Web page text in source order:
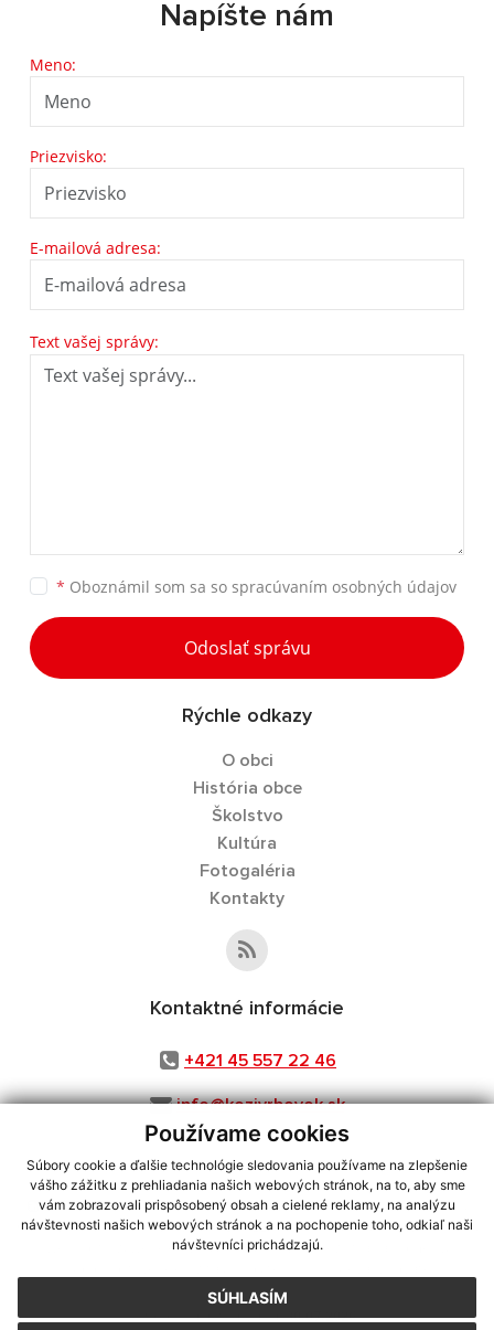
Používame cookies
Súbory cookie a ďalšie technológie sledovania používame na zlepšenie
vášho zážitku z prehliadania našich webových stránok, na to, aby sme
vám zobrazovali prispôsobený obsah a cielené reklamy, na analýzu
návštevnosti našich webových stránok a na pochopenie toho, odkiaľ naši
návštevníci prichádzajú.
SÚHLASÍM
Napíšte nám
Meno:
Priezvisko:
E-mailová adresa:
Text vašej správy:
* Oboznámil som sa so spracúvaním osobných údajov
Odoslať správu
Rýchle odkazy
O obci
História obce
Školstvo
Kultúra
Fotogaléria
Kontakty
Kontaktné informácie
+421 45 557 22 46
info@kozivrbovok.sk
využite možnosť získavania aktuálnych informácií s využitím RSS
CMS systém (redakčný) systém ECHELON 2,Mapa stránok,web portál
webex.digital, s.r.o.,domény,registrácia domény
Posledná aktualizácia:30.07.2026